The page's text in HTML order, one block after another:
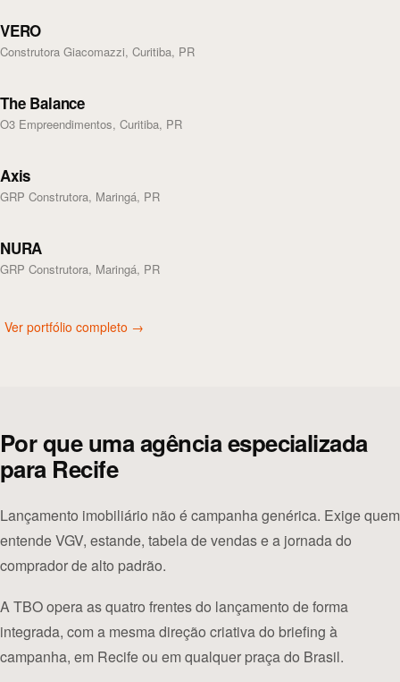
VERO
Construtora Giacomazzi, Curitiba, PR
The Balance
O3 Empreendimentos, Curitiba, PR
Axis
GRP Construtora, Maringá, PR
NURA
GRP Construtora, Maringá, PR
Ver portfólio completo →
Por que uma agência especializada
para Recife
Lançamento imobiliário não é campanha genérica. Exige quem
entende VGV, estande, tabela de vendas e a jornada do
comprador de alto padrão.
A TBO opera as quatro frentes do lançamento de forma
integrada, com a mesma direção criativa do briefing à
campanha, em Recife ou em qualquer praça do Brasil.